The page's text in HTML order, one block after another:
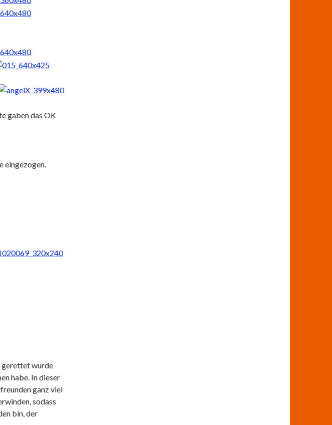
gaben das OK
eingezogen.
gerettet wurde
habe. In dieser
ganz viel
sodass
bin, der